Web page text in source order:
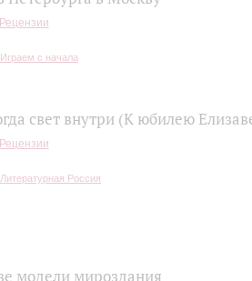
Рецензии
свет внутри (К юбилею
Рецензии
модели мироздания